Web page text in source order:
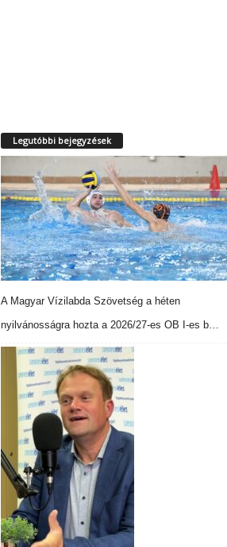
Legutóbbi bejegyzések
A Magyar Vízilabda Szövetség a héten
nyilvánosságra hozta a 2026/27-es OB I-es b…